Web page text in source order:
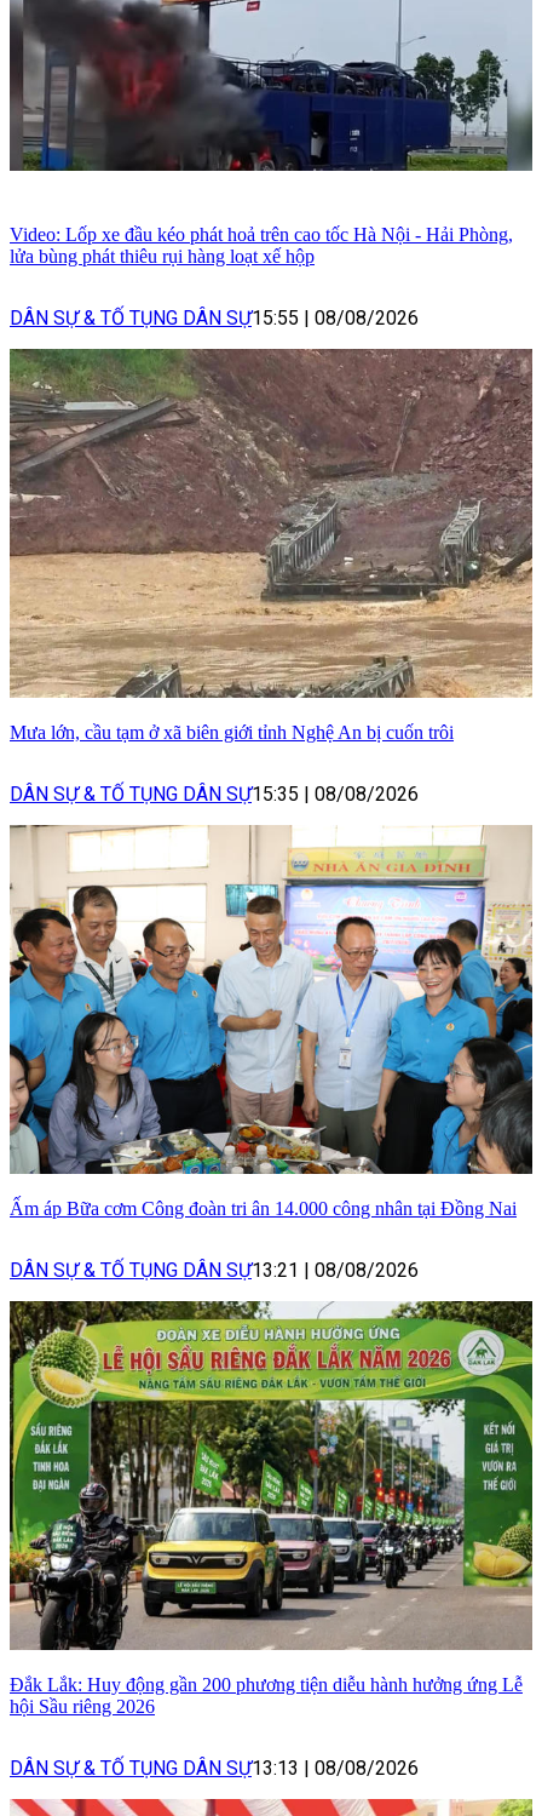
Video: Lốp xe đầu kéo phát hoả trên cao tốc Hà Nội - Hải Phòng,
lửa bùng phát thiêu rụi hàng loạt xế hộp
DÂN SỰ & TỐ TỤNG DÂN SỰ15:55 08/08/2026
Mưa lớn, cầu tạm ở xã biên giới tỉnh Nghệ An bị cuốn trôi
DÂN SỰ & TỐ TỤNG DÂN SỰ15:35 08/08/2026
Ấm áp Bữa cơm Công đoàn tri ân 14.000 công nhân tại Đồng Nai
DÂN SỰ & TỐ TỤNG DÂN SỰ13:21 08/08/2026
Đắk Lắk: Huy động gần 200 phương tiện diễu hành hưởng ứng Lễ
hội Sầu riêng 2026
DÂN SỰ & TỐ TỤNG DÂN SỰ13:13 08/08/2026